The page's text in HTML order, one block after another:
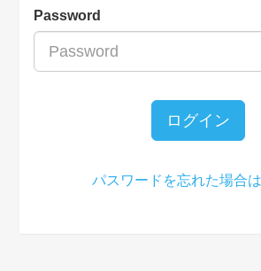
Password
ログイン
パスワードを忘れた場合